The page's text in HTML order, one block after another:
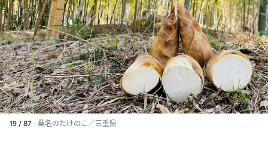
19 / 87 桑名のたけのこ／三重県